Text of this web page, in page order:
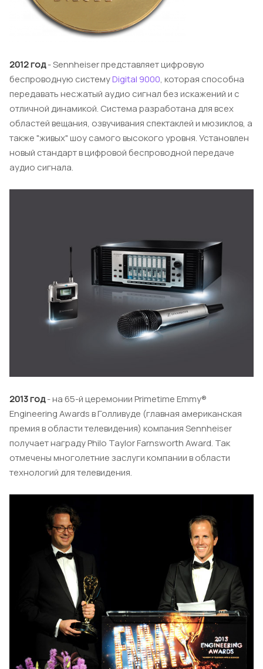
2012 год- Sennheiser представляет цифровую
беспроводную системуDigital 9000, которая способна
передавать несжатый аудио сигнал без искажений и с
отличной динамикой. Система разработана для всех
областей вещания, озвучивания спектаклей и мюзиклов, а
также "живых" шоу самого высокого уровня. Установлен
новый стандарт в цифровой беспроводной передаче
аудио сигнала.
2013 год- на 65-й церемонии Primetime Emmy®
Engineering Awards в Голливуде (главная американская
премия в области телевидения) компания Sennheiser
получает награду Philo Taylor Farnsworth Award. Так
отмечены многолетние заслуги компании в области
технологий для телевидения.